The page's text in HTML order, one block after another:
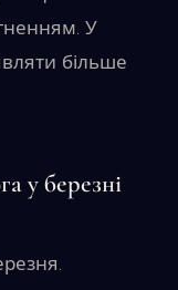
У
більше
у березні